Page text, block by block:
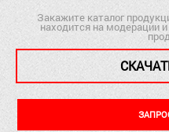
Закажите каталог
находится на модерации